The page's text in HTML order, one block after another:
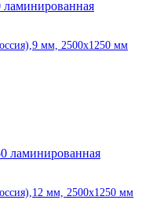
мм, 2500x1250 мм
мм, 2500x1250 мм